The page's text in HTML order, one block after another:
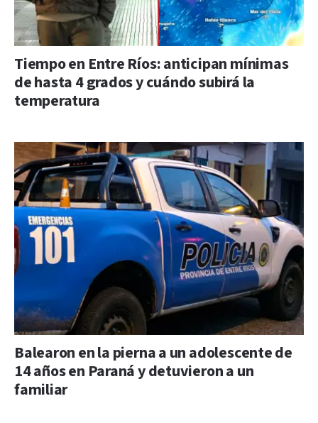
Tiempo en Entre Ríos: anticipan mínimas
de hasta 4 grados y cuándo subirá la
temperatura
Balearon en la pierna a un adolescente de
14 años en Paraná y detuvieron a un
familiar